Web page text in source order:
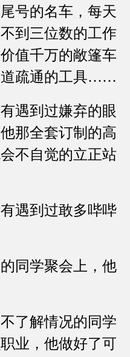
号的名车，每天
到三位数的工作
值千万的敞篷车
道疏通的工具……
到过嫌弃的眼
那全套订制的高
不自觉的立正站
到过敢多哔哔
学聚会上，他
解情况的同学
业，他做好了可